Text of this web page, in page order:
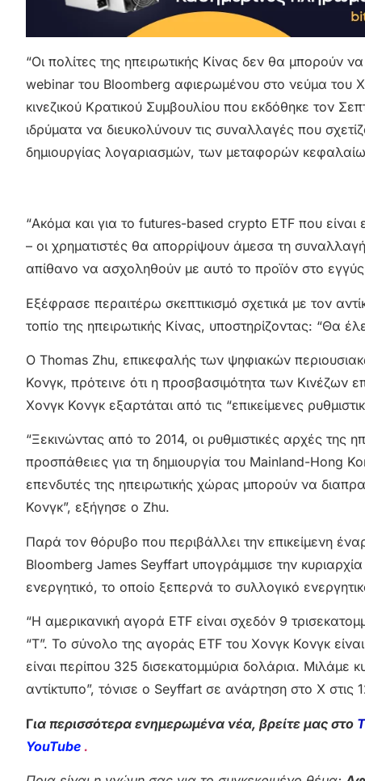
“Οι πολίτες της ηπειρωτικής Κίνας δεν θα μπορούν
webinar του Bloomberg αφιερωμένου στο νεύμα του
κινεζικού Κρατικού Συμβουλίου που εκδόθηκε τον
ιδρύματα να διευκολύνουν τις συναλλαγές που
δημιουργίας λογαριασμών, των μεταφορών
“Ακόμα και για το futures-based crypto ETF που
– οι χρηματιστές θα απορρίψουν άμεσα τη
απίθανο να ασχοληθούν με αυτό το προϊόν στο
Εξέφρασε περαιτέρω σκεπτικισμό σχετικά με τον
τοπίο της ηπειρωτικής Κίνας, υποστηρίζοντας: “Θα
Ο Thomas Zhu, επικεφαλής των ψηφιακών
Κονγκ, πρότεινε ότι η προσβασιμότητα των Κινέζων
Χονγκ Κονγκ εξαρτάται από τις “επικείμενες
“Ξεκινώντας από το 2014, οι ρυθμιστικές αρχές της
προσπάθειες για τη δημιουργία του Mainland-Hong
επενδυτές της ηπειρωτικής χώρας μπορούν να
Κονγκ”, εξήγησε ο Zhu.
Παρά τον θόρυβο που περιβάλλει την επικείμενη
Bloomberg James Seyffart υπογράμμισε την
ενεργητικό, το οποίο ξεπερνά το συλλογικό
“Η αμερικανική αγορά ETF είναι σχεδόν 9
“Τ”. Το σύνολο της αγοράς ETF του Χονγκ Κονγκ
είναι περίπου 325 δισεκατομμύρια δολάρια. Μιλάμε
αντίκτυπο”, τόνισε ο Seyffart σε ανάρτηση στο X στις
Για περισσότερα ενημερωμένα νέα, βρείτε μας στο
YouTube .